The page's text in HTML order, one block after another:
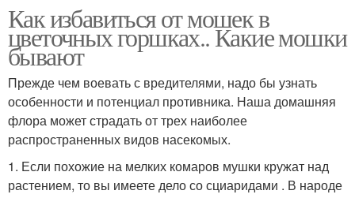
Как избавиться от мошек в
цветочных горшках.. Какие мошки
бывают
Прежде чем воевать с вредителями, надо бы узнать
особенности и потенциал противника. Наша домашняя
флора может страдать от трех наиболее
распространенных видов насекомых.
1. Если похожие на мелких комаров мушки кружат над
растением, то вы имеете дело со сциаридами . В народе